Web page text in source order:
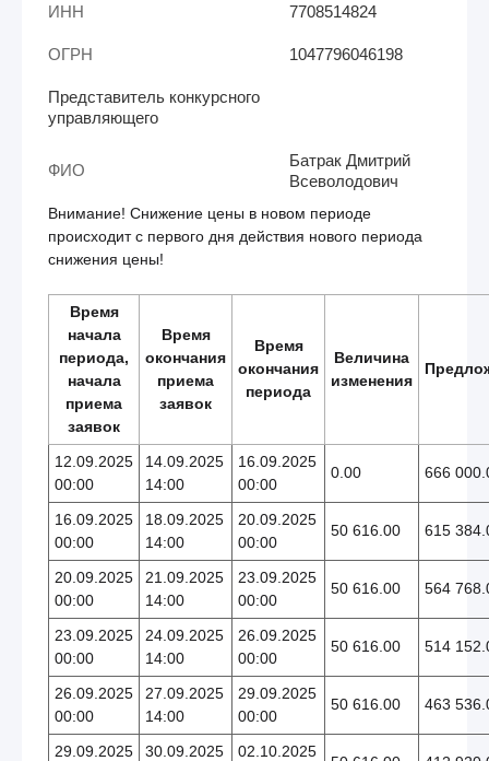
ИНН 7708514824
ОГРН 1047796046198
Представитель конкурсного
управляющего
ФИО
Батрак Дмитрий
Всеволодович
Внимание! Снижение цены в новом периоде
происходит с первого дня действия нового периода
снижения цены!
Время
начала
периода,
начала
приема
заявок
Время
окончания
приема
заявок
Время
окончания
периода
Величина
изменения
12.09.2025
00:00
14.09.2025
14:00
16.09.2025
00:00
0.00 666
16.09.2025
00:00
18.09.2025
14:00
20.09.2025
00:00
50 616.00 615
20.09.2025
00:00
21.09.2025
14:00
23.09.2025
00:00
50 616.00 564
23.09.2025
00:00
24.09.2025
14:00
26.09.2025
00:00
50 616.00 514
26.09.2025
00:00
27.09.2025
14:00
29.09.2025
00:00
50 616.00 463
29.09.2025
30.09.2025
02.10.2025